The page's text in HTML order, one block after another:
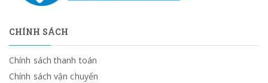
CHÍNH SÁCH
Chính sách thanh toán
Chính sách vận chuyển